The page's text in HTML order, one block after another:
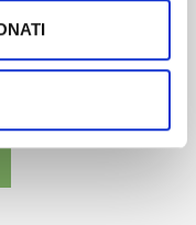
Tagliato sulle tue